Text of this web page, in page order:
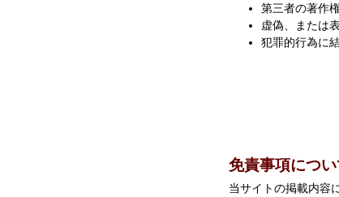
第三者の著作
虚偽、または
犯罪的行為に
免責事項につい
当サイトの掲載内容